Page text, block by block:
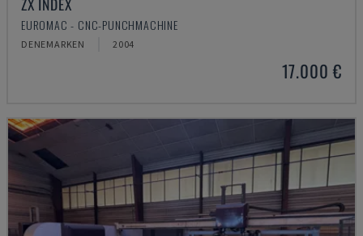
EUROMAC - CNC-PUNCHMACHINE
DENEMARKEN 2004
17.000 €